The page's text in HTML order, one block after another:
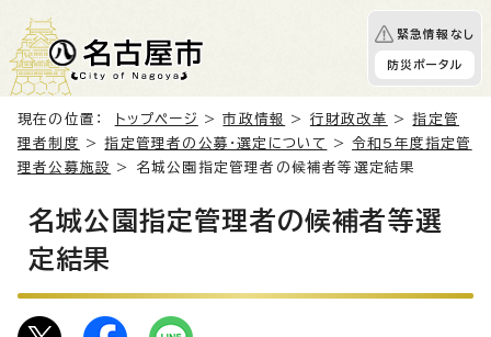
緊急情報なし
防災ポータル
現在の位置： トップページ >市政情報 > 行財政改革 >指定管
理者制度
>指定管理者の公募・選定について >令和5年度指定管
理者公募施設
> 名城公園指定管理者の候補者等選定結果
名城公園指定管理者の候補者等選
定結果